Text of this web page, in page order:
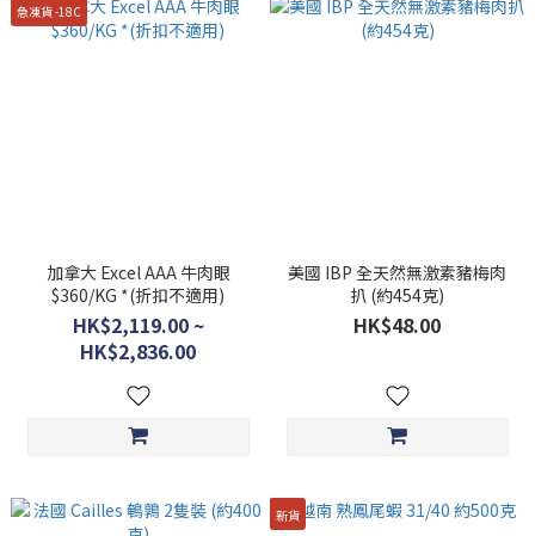
急凍貨 -18C
加拿大 Excel AAA 牛肉眼
$360/KG *(折扣不適用)
HK$2,119.00 ~
HK$2,836.00
美國 IBP 全天然無激素豬梅肉
扒 (約454克)
HK$48.00
新貨